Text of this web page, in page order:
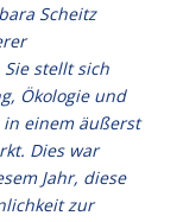
Scheitz
stellt sich
Ökologie und
einem äußerst
Dies war
Jahr, diese
zur